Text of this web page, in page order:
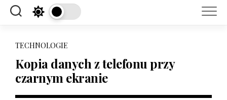
TECHNOLOGIE
Kopia danych z telefonu przy
czarnym ekranie